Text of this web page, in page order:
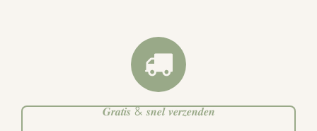
𝑮𝒓𝒂𝒕𝒊𝒔 & 𝒔𝒏𝒆𝒍 𝒗𝒆𝒓𝒛𝒆𝒏𝒅𝒆𝒏